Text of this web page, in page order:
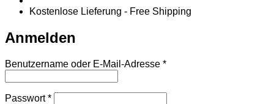
Kostenlose Lieferung - Free Shipping
Anmelden
Benutzername oder E-Mail-Adresse *Erforderlich
Passwort*Erforderlich